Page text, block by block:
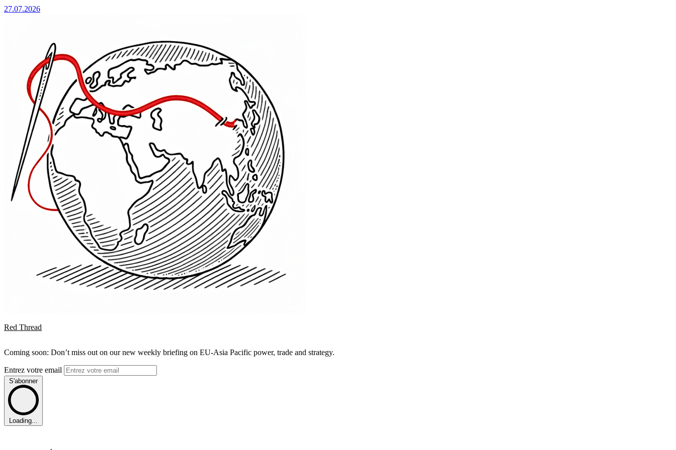
27.07.2026
Red Thread
Coming soon: Don’t miss out on our new weekly briefing on EU-Asia Pacific power, trade and strategy.
Entrez votre email
S'abonner
Loading...